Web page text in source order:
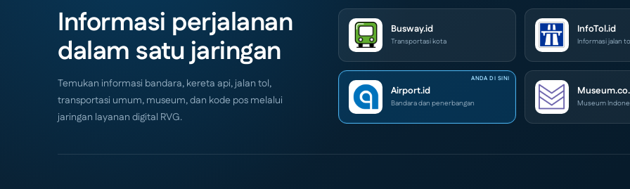
Informasi perjalanan
dalam satu jaringan
Temukan informasi bandara, kereta api, jalan tol,
transportasi umum, museum, dan kode pos melalui
jaringan layanan digital RVG.
Busway.id
Transportasi kota
InfoTol.id
Informasi jalan
Airport.id
Bandara dan penerbangan Museum